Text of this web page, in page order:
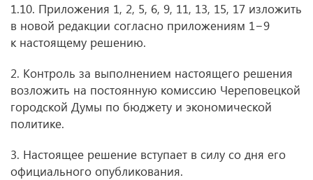
1.10. Приложения 1, 2, 5, 6, 9, 11, 13, 15, 17 изложить
в новой редакции согласно приложениям 1−9
к настоящему решению.
2. Контроль за выполнением настоящего решения
возложить на постоянную комиссию Череповецкой
городской Думы по бюджету и экономической
политике.
3. Настоящее решение вступает в силу со дня его
официального опубликования.